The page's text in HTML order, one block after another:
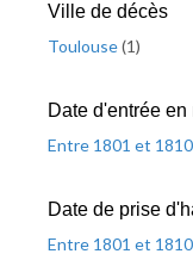
Ville de décès
Toulouse(1)
Date d'entrée en
Entre 1801 et 1810
Date de prise
Entre 1801 et 1810